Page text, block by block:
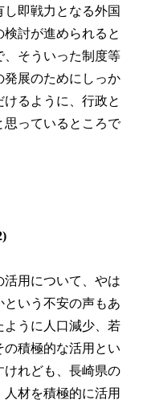
即戦力となる外国
討が進められると
、そういった制度等
発展のためにしっか
るように、行政と
思っているところで
用について、やは
という不安の声もあ
ように人口減少、若
積極的な活用とい
けれども、長崎県の
材を積極的に活用